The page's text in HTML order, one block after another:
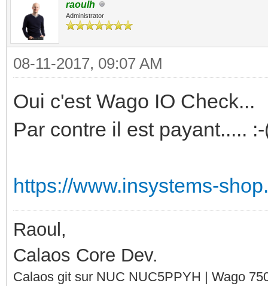
raoulh
Administrator
08-11-2017, 09:07 AM
Oui c'est Wago IO Check...
Par contre il est payant.....
https://www.insystems-
Raoul,
Calaos Core Dev.
Calaos git sur NUC NUC5PPYH | Wago